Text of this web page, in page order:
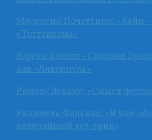
Маурисио Почеттино: «Кейн
«Тоттенхэма»
Юрген Клопп: «Сборная
как «Ливерпуль»
Ромелу Лукаку: «Смысл
Радамель Фалькао: «Я уже
величайший хет-трик»